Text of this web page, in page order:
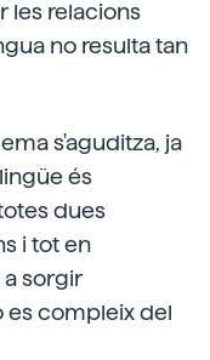
les relacions
no resulta tan
s'aguditza, ja
és
dues
i tot en
sorgir
es compleix del